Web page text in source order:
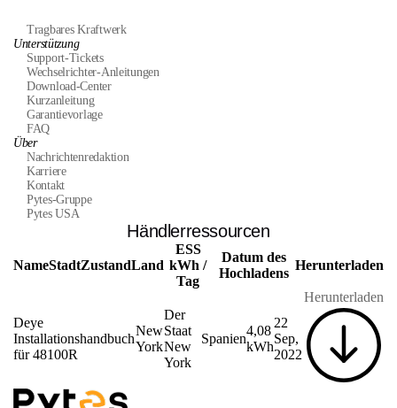
Tragbares Kraftwerk
Unterstützung
Support-Tickets
Wechselrichter-Anleitungen
Download-Center
Kurzanleitung
Garantievorlage
FAQ
Über
Nachrichtenredaktion
Karriere
Kontakt
Pytes-Gruppe
Pytes USA
Händlerressourcen
NameStadtZustandLand
ESS
kWh /
Tag
Datum des
Hochladens
Herunterladen
Deye
Installationshandbuch
für 48100R
New
York
Der
Staat
New
York
Spanien
4,08
kWh
22
Sep,
2022
Herunterladen